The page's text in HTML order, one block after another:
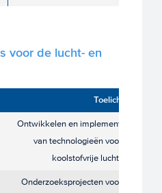
voor de lucht- en
Toelichting
Ontwikkelen en implementeren
van technologieën voor een
koolstofvrije luchtvaart
Onderzoeksprojecten voor een